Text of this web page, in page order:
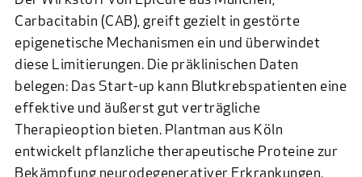
Carbacitabin (CAB), greift gezielt in gestörte
epigenetische Mechanismen ein und überwindet
diese Limitierungen. Die präklinischen Daten
belegen: Das Start-up kann Blutkrebspatienten eine
effektive und äußerst gut verträgliche
Therapieoption bieten. Plantman aus Köln
entwickelt pflanzliche therapeutische Proteine zur